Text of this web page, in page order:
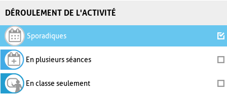
DÉROULEMENT DE L'ACTIVITÉ
Sporadiques
En plusieurs séances
En classe seulement